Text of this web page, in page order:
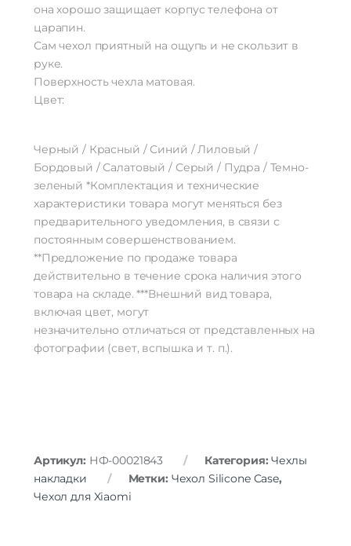
она хорошо защищает корпус телефона от
царапин.
Сам чехол приятный на ощупь и не скользит в
руке.
Поверхность чехла матовая.
Цвет:
Черный / Красный / Синий / Лиловый /
Бордовый / Салатовый / Серый / Пудра / Темно-
зеленый *Комплектация и технические
характеристики товара могут меняться без
предварительного уведомления, в связи с
постоянным совершенствованием.
**Предложение по продаже товара
действительно в течение срока наличия этого
товара на складе. ***Внешний вид товара,
включая цвет, могут
незначительно отличаться от представленных на
фотографии (свет, вспышка и т. п.).
Артикул: НФ-00021843 Категория:Чехлы
накладки
Метки: Чехол Silicone Case,
Чехол для Xiaomi